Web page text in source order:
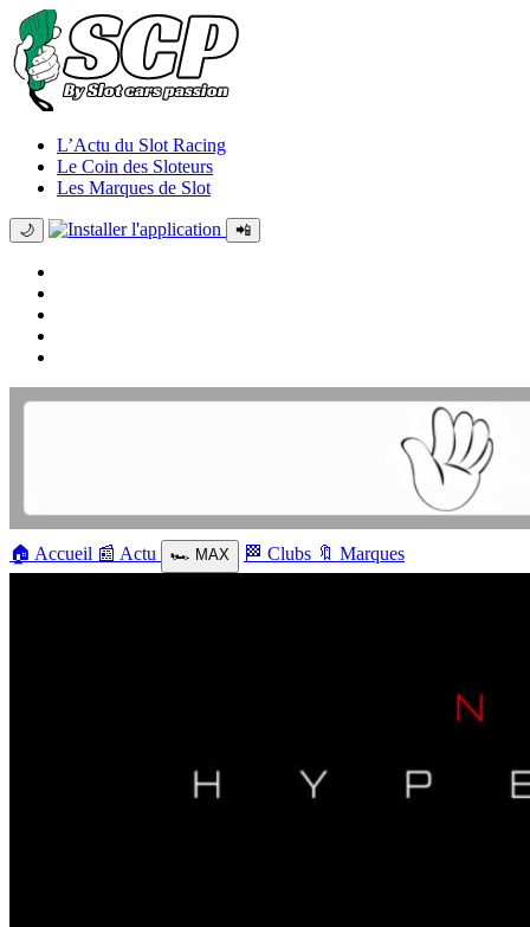
L’Actu du Slot Racing
Le Coin des Sloteurs
Les Marques de Slot
🌙 📲
🏠 Accueil 📰 Actu 🏎️ MAX 🏁 Clubs 🔖 Marques